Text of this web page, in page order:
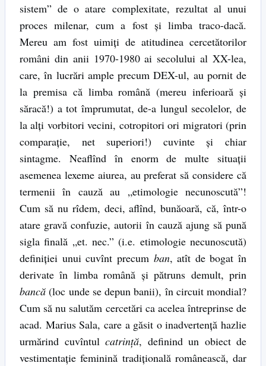
sistem” de o atare complexitate, rezultat al unui
proces milenar, cum a fost şi limba traco-dacă.
Mereu am fost uimiţi de atitudinea cercetătorilor
români din anii 1970-1980 ai secolului al XX-lea,
care, în lucrări ample precum DEX-ul, au pornit de
la premisa că limba română (mereu inferioară şi
săracă!) a tot împrumutat, de-a lungul secolelor, de
la alţi vorbitori vecini, cotropitori ori migratori (prin
comparaţie, net superiori!) cuvinte şi chiar
sintagme. Neaflînd în enorm de multe situaţii
asemenea lexeme aiurea, au preferat să considere că
termenii în cauză au „etimologie necunoscută”!
Cum să nu rîdem, deci, aflînd, bunăoară, că, într-o
atare gravă confuzie, autorii în cauză ajung să pună
sigla finală „et. nec.” (i.e. etimologie necunoscută)
definiţiei unui cuvînt precum ban, atît de bogat în
derivate în limba română şi pătruns demult, prin
bancă (loc unde se depun banii), în circuit mondial?
Cum să nu salutăm cercetări ca acelea întreprinse de
acad. Marius Sala, care a găsit o inadvertenţă hazlie
urmărind cuvîntul catrinţă, definind un obiect de
vestimentaţie feminină tradiţională românească, dar